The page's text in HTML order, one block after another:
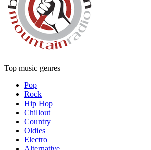
Top music genres
Pop
Rock
Hip Hop
Chillout
Country
Oldies
Electro